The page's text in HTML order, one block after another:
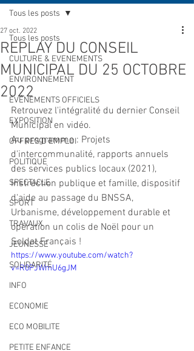
Tous les posts
CULTURE & EVENEMENTS
ENVIRONNEMENT
ÉVÉNEMENTS OFFICIELS
EXPOSITION
OFFRES D'EMPLOI
POLITIQUE
SPECTACLE
SPORT
TRAVAUX
JEUNESSE
SOLIDARITÉ
INFO
ECONOMIE
ECO MOBILITE
PETITE ENFANCE
Tous les posts
REPLAY DU CONSEIL
MUNICIPAL DU 25 OCTOBRE
2022
27 oct. 2022
Retrouvez l'intégralité du dernier Conseil
Municipal en vidéo.
Au programme : Projets
d'intercommunalité, rapports annuels
des services publics locaux (2021),
Instruction publique et famille, dispositif
d'aide au passage du BNSSA,
Urbanisme, développement durable et
opération un colis de Noël pour un
Soldat Français !
https://www.youtube.com/watch?
v=R0PJWmU6gJM